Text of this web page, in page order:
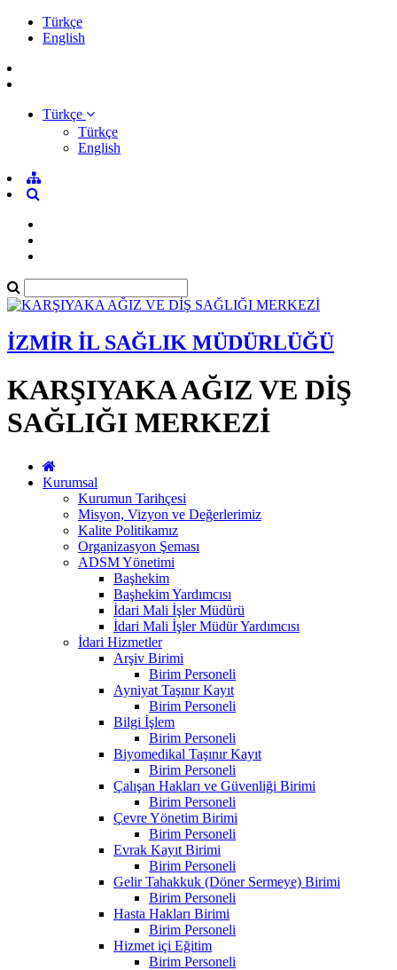
Türkçe
English
Türkçe
Türkçe
English
İZMİR İL SAĞLIK MÜDÜRLÜĞÜ
KARŞIYAKA AĞIZ VE DİŞ
SAĞLIĞI MERKEZİ
Kurumsal
Kurumun Tarihçesi
Misyon, Vizyon ve Değerlerimiz
Kalite Politikamız
Organizasyon Şeması
ADSM Yönetimi
Başhekim
Başhekim Yardımcısı
İdari Mali İşler Müdürü
İdari Mali İşler Müdür Yardımcısı
İdari Hizmetler
Arşiv Birimi
Birim Personeli
Ayniyat Taşınır Kayıt
Birim Personeli
Bilgi İşlem
Birim Personeli
Biyomedikal Taşınır Kayıt
Birim Personeli
Çalışan Hakları ve Güvenliği Birimi
Birim Personeli
Çevre Yönetim Birimi
Birim Personeli
Evrak Kayıt Birimi
Birim Personeli
Gelir Tahakkuk (Döner Sermeye) Birimi
Birim Personeli
Hasta Hakları Birimi
Birim Personeli
Hizmet içi Eğitim
Birim Personeli